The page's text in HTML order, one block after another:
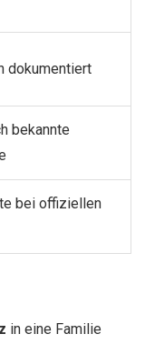
dokumentiert
bekannte
bei offiziellen
in eine Familie